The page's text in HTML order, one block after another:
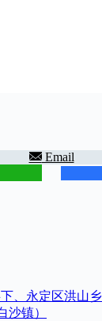
Email
永定区洪山
镇）